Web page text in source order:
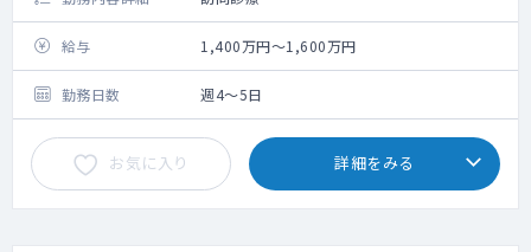
給与 1,400万円～1,600万円
勤務日数 週4～5日
お気に入り 詳細をみる